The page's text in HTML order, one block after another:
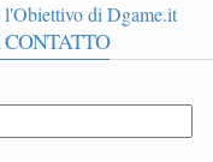
l'Obiettivo di Dgame.it